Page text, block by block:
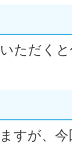
ただく
すが、